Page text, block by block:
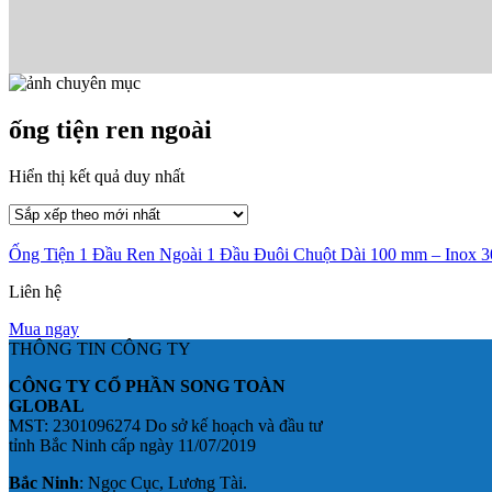
ống tiện ren ngoài
Hiển thị kết quả duy nhất
Ống Tiện 1 Đầu Ren Ngoài 1 Đầu Đuôi Chuột Dài 100 mm – Inox
Liên hệ
Mua ngay
THÔNG TIN CÔNG TY
CÔNG TY CỔ PHẦN SONG TOÀN
GLOBAL
MST: 2301096274 Do sở kế hoạch và đầu tư
tỉnh Bắc Ninh cấp ngày 11/07/2019
Bắc Ninh: Ngọc Cục, Lương Tài.